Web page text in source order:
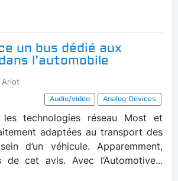
un bus dédié aux
l’automobile
Arlot
Audio/vidéo
Analog Devices
les technologies réseau Most et
adaptées au transport des
d’un véhicule. Apparemment,
de cet avis. Avec l’Automotive...